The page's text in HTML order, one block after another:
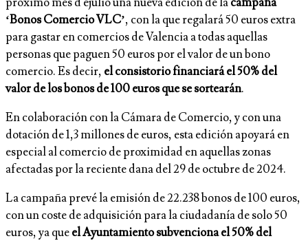
próximo mes d ejulio una nueva edición de lacampaña
‘Bonos Comercio VLC’, con la que regalará 50 euros extra
para gastar en comercios de Valencia a todas aquellas
personas que paguen 50 euros por el valor de un bono
comercio. Es decir, el consistorio financiará el 50% del
valor de los bonos de 100 euros que se sortearán.
En colaboración con la Cámara de Comercio, y con una
dotación de 1,3 millones de euros, esta edición apoyará en
especial al comercio de proximidad en aquellas zonas
afectadas por la reciente dana del 29 de octubre de 2024.
La campaña prevé la emisión de 22.238 bonos de 100 euros,
con un coste de adquisición para la ciudadanía de solo 50
euros, ya queel Ayuntamiento subvenciona el 50% del